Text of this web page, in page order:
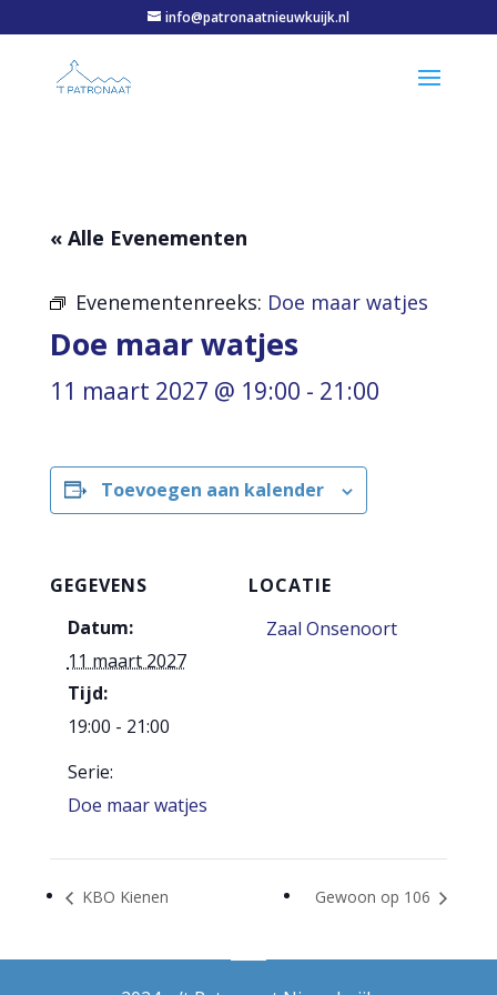
info@patronaatnieuwkuijk.nl
« Alle Evenementen
Evenementenreeks: Doe maar watjes
Doe maar watjes
11 maart 2027 @ 19:00 - 21:00
Toevoegen aan kalender
GEGEVENS
Datum:
11 maart 2027
Tijd:
19:00 - 21:00
Serie:
Doe maar watjes
LOCATIE
Zaal Onsenoort
KBO Kienen Gewoon op 106